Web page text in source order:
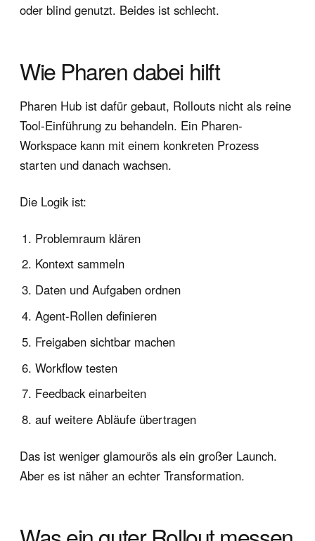
oder blind genutzt. Beides ist schlecht.
Wie Pharen dabei hilft
Pharen Hub ist dafür gebaut, Rollouts nicht als reine
Tool-Einführung zu behandeln. Ein Pharen-
Workspace kann mit einem konkreten Prozess
starten und danach wachsen.
Die Logik ist:
Problemraum klären
Kontext sammeln
Daten und Aufgaben ordnen
Agent-Rollen definieren
Freigaben sichtbar machen
Workflow testen
Feedback einarbeiten
auf weitere Abläufe übertragen
Das ist weniger glamourös als ein großer Launch.
Aber es ist näher an echter Transformation.